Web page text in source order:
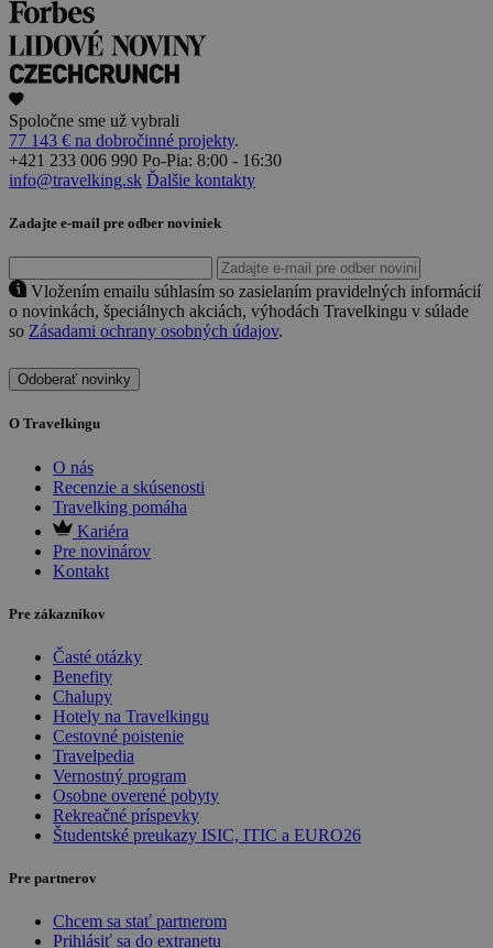
Spoločne sme už vybrali
77 143 € na dobročinné projekty.
+421 233 006 990 Po-Pia: 8:00 - 16:30
info@travelking.sk Ďalšie kontakty
Zadajte e-mail pre odber noviniek
Vložením emailu súhlasím so zasielaním pravidelných informácií
o novinkách, špeciálnych akciách, výhodách Travelkingu v súlade
so Zásadami ochrany osobných údajov.
Odoberať novinky
O Travelkingu
O nás
Recenzie a skúsenosti
Travelking pomáha
Kariéra
Pre novinárov
Kontakt
Pre zákazníkov
Časté otázky
Benefity
Chalupy
Hotely na Travelkingu
Cestovné poistenie
Travelpedia
Vernostný program
Osobne overené pobyty
Rekreačné príspevky
Študentské preukazy ISIC, ITIC a EURO26
Pre partnerov
Chcem sa stať partnerom
Prihlásiť sa do extranetu